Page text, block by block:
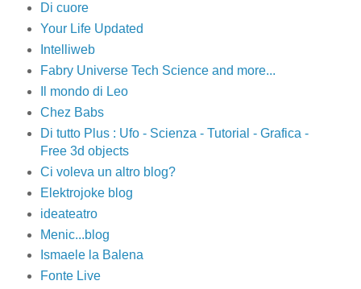
Di cuore
Your Life Updated
Intelliweb
Fabry Universe Tech Science and more...
Il mondo di Leo
Chez Babs
Di tutto Plus : Ufo - Scienza - Tutorial - Grafica -
Free 3d objects
Ci voleva un altro blog?
Elektrojoke blog
ideateatro
Menic...blog
Ismaele la Balena
Fonte Live